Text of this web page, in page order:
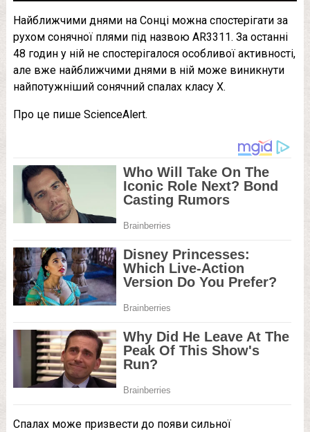
Найближчими днями на Сонці можна спостерігати за
рухом сонячної плями під назвою AR3311. За останні
48 годин у ній не спостерігалося особливої активності,
але вже найближчими днями в ній може виникнути
найпотужніший сонячний спалах класу Х.
Про це пише ScienceAlert.
Спалах може призвести до появи сильної